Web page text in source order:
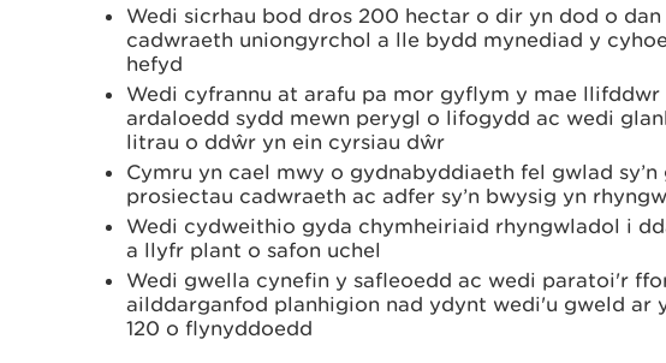
Wedi sicrhau bod dros 200 hectar o dir yn dod o dan
cadwraeth uniongyrchol a lle bydd mynediad y
hefyd
Wedi cyfrannu at arafu pa mor gyflym y mae llifddwr
ardaloedd sydd mewn perygl o lifogydd ac wedi
litrau o ddŵr yn ein cyrsiau dŵr
Cymru yn cael mwy o gydnabyddiaeth fel gwlad
prosiectau cadwraeth ac adfer sy’n bwysig yn
Wedi cydweithio gyda chymheiriaid rhyngwladol i
a llyfr plant o safon uchel
Wedi gwella cynefin y safleoedd ac wedi paratoi'r
ailddarganfod planhigion nad ydynt wedi'u gweld ar
120 o flynyddoedd